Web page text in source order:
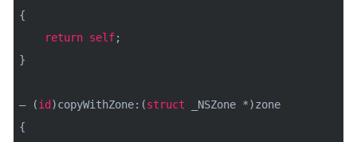
{
return self;
}
– (id )copyWithZone:(struct _NSZone *)zone
{